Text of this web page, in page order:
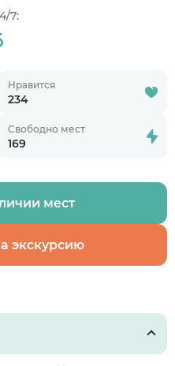
7:
Нравится
234
Свободно мест
169
мест
экскурсию